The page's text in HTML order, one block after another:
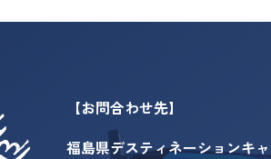
【お問合わせ先】
福島県デスティネーションキ